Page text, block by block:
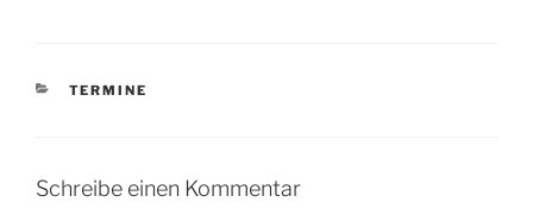
KATEGORIEN
TERMINE
Schreibe einen Kommentar